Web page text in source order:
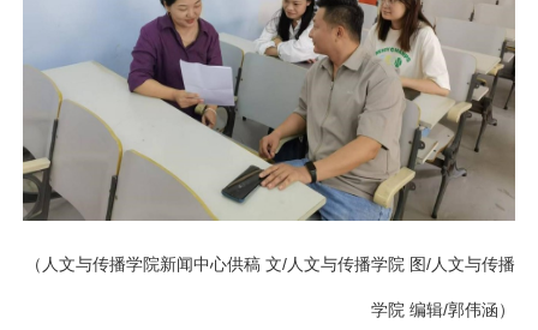
（人文与传播学院新闻中心供稿 文/人文与传播学院 图/人文与传播
学院 编辑/郭伟涵）